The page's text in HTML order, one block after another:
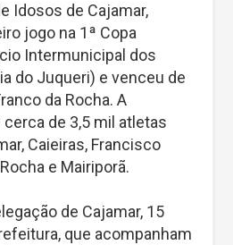
Idosos de Cajamar,
jogo na 1ª Copa
Intermunicipal dos
do Juqueri) e venceu de
da Rocha. A
de 3,5 mil atletas
Caieiras, Francisco
e Mairiporã.
de Cajamar, 15
que acompanham